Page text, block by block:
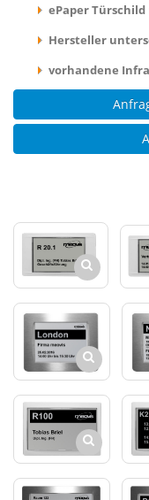
ePaper
Hersteller
vorhandene